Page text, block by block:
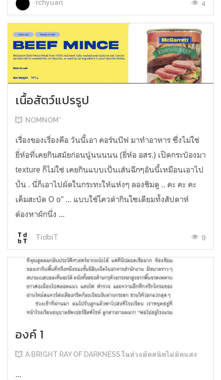
rchyuan 4
เนื้อสัตว์แปรรูป
NOMNOM*
เรื่องของเรื่องคือ วันนี้เอา คอร์นบีฟ มาทำอาหาร ซึ่งไม่ใช่
ยี่ห้อที่เคยกินสมัยก่อนนู้นนนนน (ยี่ห้อ อสร.) เปิดกระป๋องมา
texture ก็ไม่ใช่ เคยกินแบบเป็นเส้นฉีกๆอันนี้เหมือนเอาไป
ปั่น . นี่ก็เอาไปผัดในกระทะให้แห้งๆ ลองชิมดู .. คะ คะ คะ
เค็มสะบัด O o" ... แบบใช้โควต้ากินโซเดียมทั้งสัปดาห์
ต้องหาผักนึ่ง ...
TidbiT 9
องค์ 1
A BRIGHT RAY OF DARKNESS ในห้วงมืดสนิทไม่มิดแสง
...